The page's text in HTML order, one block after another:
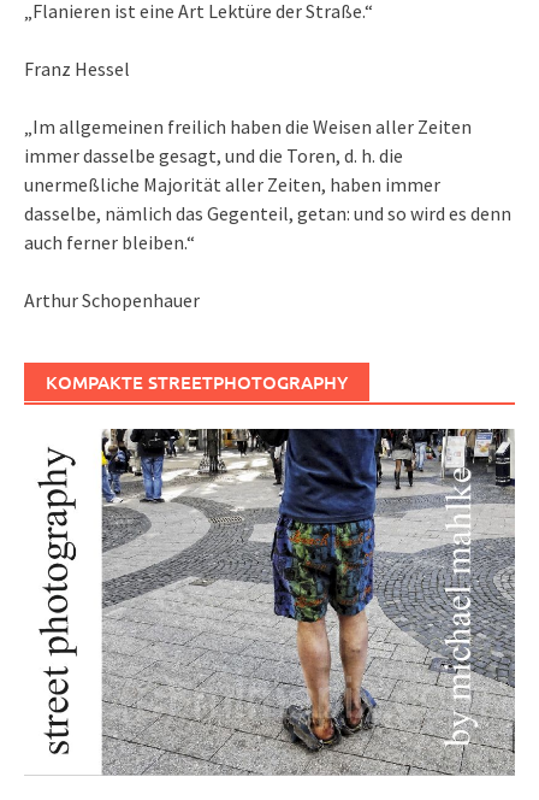
„Flanieren ist eine Art Lektüre der Straße.“
Franz Hessel
„Im allgemeinen freilich haben die Weisen aller Zeiten
immer dasselbe gesagt, und die Toren, d. h. die
unermeßliche Majorität aller Zeiten, haben immer
dasselbe, nämlich das Gegenteil, getan: und so wird es denn
auch ferner bleiben.“
Arthur Schopenhauer
KOMPAKTE STREETPHOTOGRAPHY